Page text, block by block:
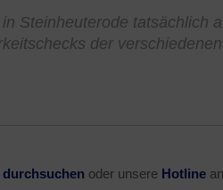
Steinheuterode tatsächlich
der verschiedenen
durchsuchen oder unsere Hotline